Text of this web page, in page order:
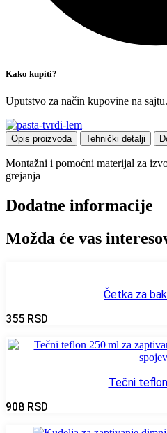
Kako kupiti?
Uputstvo za način kupovine na sajtu.
Opis proizvoda Tehnički detalji
Montažni i pomoćni materijal za
grejanja
Dodatne informacije
Možda će vas
Četka za
355 RSD
Tečni
908 RSD